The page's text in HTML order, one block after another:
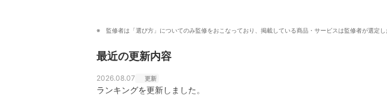
監修者は「選び方」についてのみ監修をおこなっており、掲載している商品・サービスは監修者が選定し
最近の更新内容
2026.08.07 更新
ランキングを更新しました。